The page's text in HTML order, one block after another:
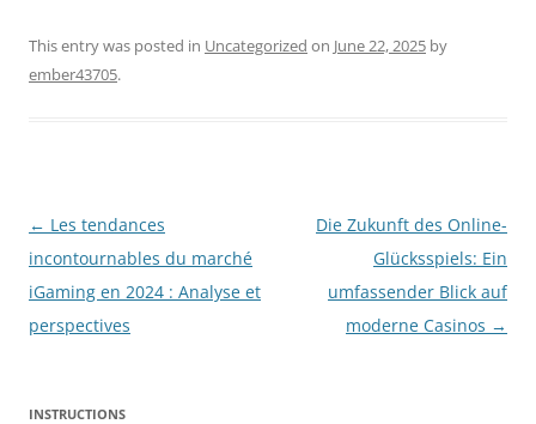
This entry was posted in Uncategorized on June 22, 2025 by
ember43705.
Post
navigation
← Les tendances
incontournables du marché
iGaming en 2024 : Analyse et
perspectives
Die Zukunft des Online-
Glücksspiels: Ein
umfassender Blick auf
moderne Casinos →
INSTRUCTIONS